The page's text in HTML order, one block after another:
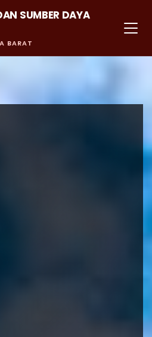
SUMBER DAYA
BARAT